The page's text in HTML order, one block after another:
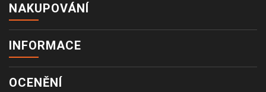
NAKUPOVÁNÍ
INFORMACE
OCENĚNÍ